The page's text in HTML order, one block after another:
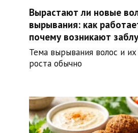
Вырастают ли новые
вырывания: как
почему возникают
Тема вырывания волос и
роста обычно